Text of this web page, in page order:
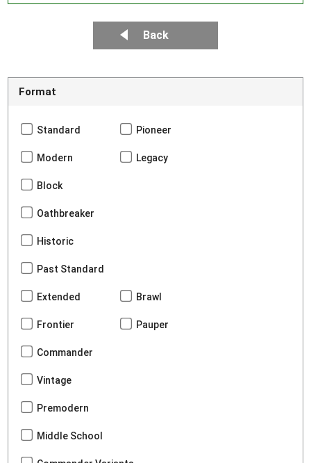
Back
Format
Standard Pioneer
Modern Legacy
Block
Oathbreaker
Historic
Past Standard
Extended Brawl
Frontier Pauper
Commander
Vintage
Premodern
Middle School